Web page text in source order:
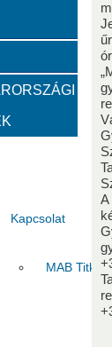
Kapcsolat
MAB